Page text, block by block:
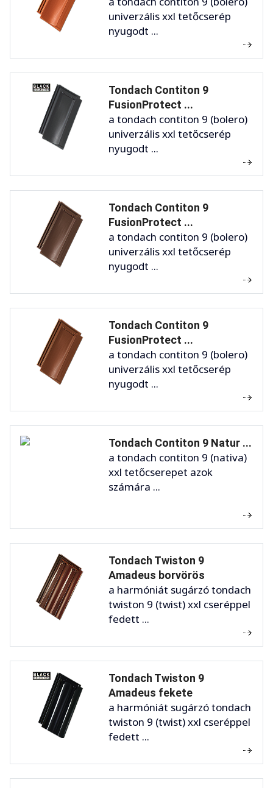
univerzális xxl tetőcserép
nyugodt ...
Tondach Contiton 9
FusionProtect ...
a tondach contiton 9 (bolero)
univerzális xxl tetőcserép
nyugodt ...
Tondach Contiton 9
FusionProtect ...
a tondach contiton 9 (bolero)
univerzális xxl tetőcserép
nyugodt ...
Tondach Contiton 9
FusionProtect ...
a tondach contiton 9 (bolero)
univerzális xxl tetőcserép
nyugodt ...
Tondach Contiton 9 Natur ...
a tondach contiton 9 (nativa)
xxl tetőcserepet azok
számára ...
Tondach Twiston 9
Amadeus borvörös
a harmóniát sugárzó tondach
twiston 9 (twist) xxl cseréppel
fedett ...
Tondach Twiston 9
Amadeus fekete
a harmóniát sugárzó tondach
twiston 9 (twist) xxl cseréppel
fedett ...